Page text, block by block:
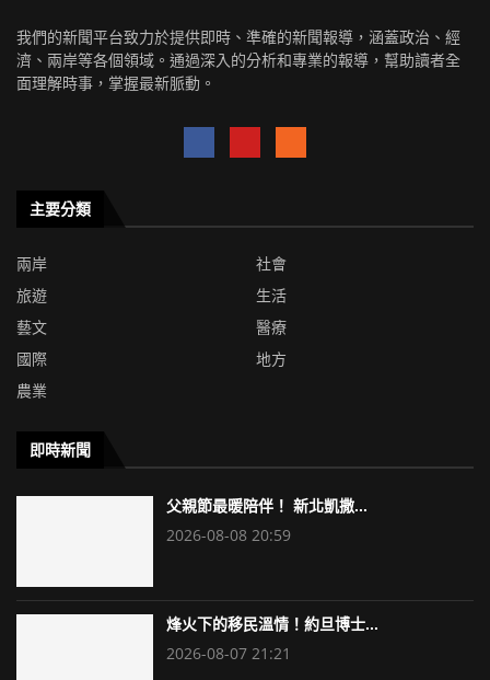
我們的新聞平台致力於提供即時、準確的新聞報導，涵蓋政治、經
濟、兩岸等各個領域。通過深入的分析和專業的報導，幫助讀者全
面理解時事，掌握最新脈動。
主要分類
兩岸
社會
旅遊
生活
藝文
醫療
國際
地方
農業
即時新聞
父親節最暖陪伴！ 新北凱撒...
2026-08-08 20:59
烽火下的移民溫情！約旦博士...
2026-08-07 21:21